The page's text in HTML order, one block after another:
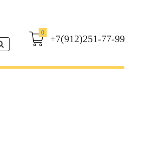
0
+7(912)251-77-99